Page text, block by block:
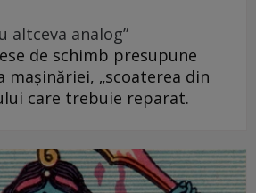
altceva analog”
de schimb presupune
„scoaterea din
care trebuie reparat.